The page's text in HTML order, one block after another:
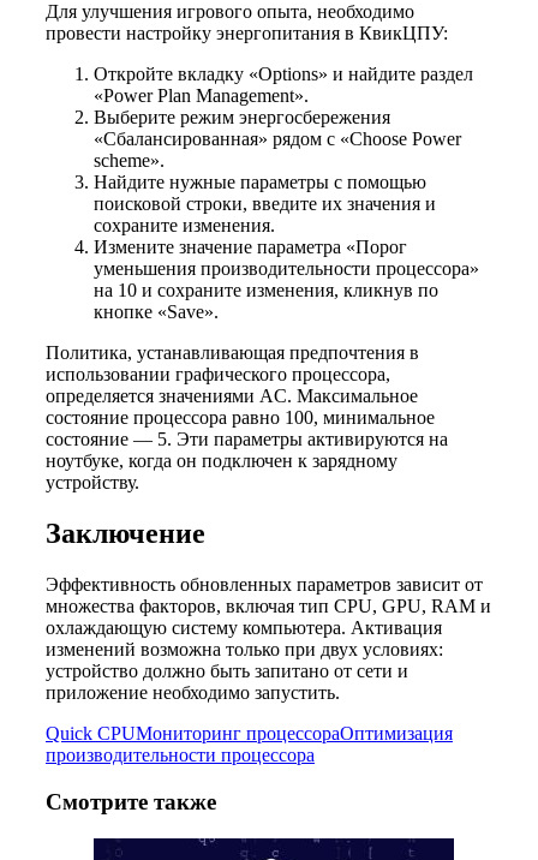
Для улучшения игрового опыта, необходимо
провести настройку энергопитания в КвикЦПУ:
Откройте вкладку «Options» и найдите раздел
«Power Plan Management».
Выберите режим энергосбережения
«Сбалансированная» рядом с «Choose Power
scheme».
Найдите нужные параметры с помощью
поисковой строки, введите их значения и
сохраните изменения.
Измените значение параметра «Порог
уменьшения производительности процессора»
на 10 и сохраните изменения, кликнув по
кнопке «Save».
Политика, устанавливающая предпочтения в
использовании графического процессора,
определяется значениями AC. Максимальное
состояние процессора равно 100, минимальное
состояние — 5. Эти параметры активируются на
ноутбуке, когда он подключен к зарядному
устройству.
Заключение
Эффективность обновленных параметров зависит от
множества факторов, включая тип CPU, GPU, RAM и
охлаждающую систему компьютера. Активация
изменений возможна только при двух условиях:
устройство должно быть запитано от сети и
приложение необходимо запустить.
Quick CPUМониторинг процессораОптимизация
производительности процессора
Смотрите также